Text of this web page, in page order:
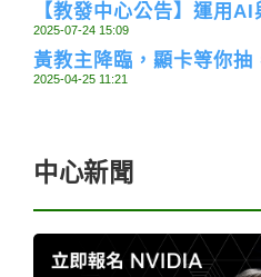
【教發中心公告】運用
SDGs議題之學生創新競賽
2025-07-24 15:09
黃教主降臨，顯卡等你抽
2025-04-25 11:21
中心新聞